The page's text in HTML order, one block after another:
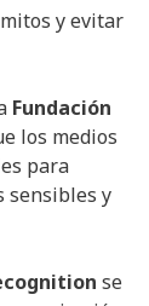
y evitar
Fundación
los medios
para
sensibles y
se